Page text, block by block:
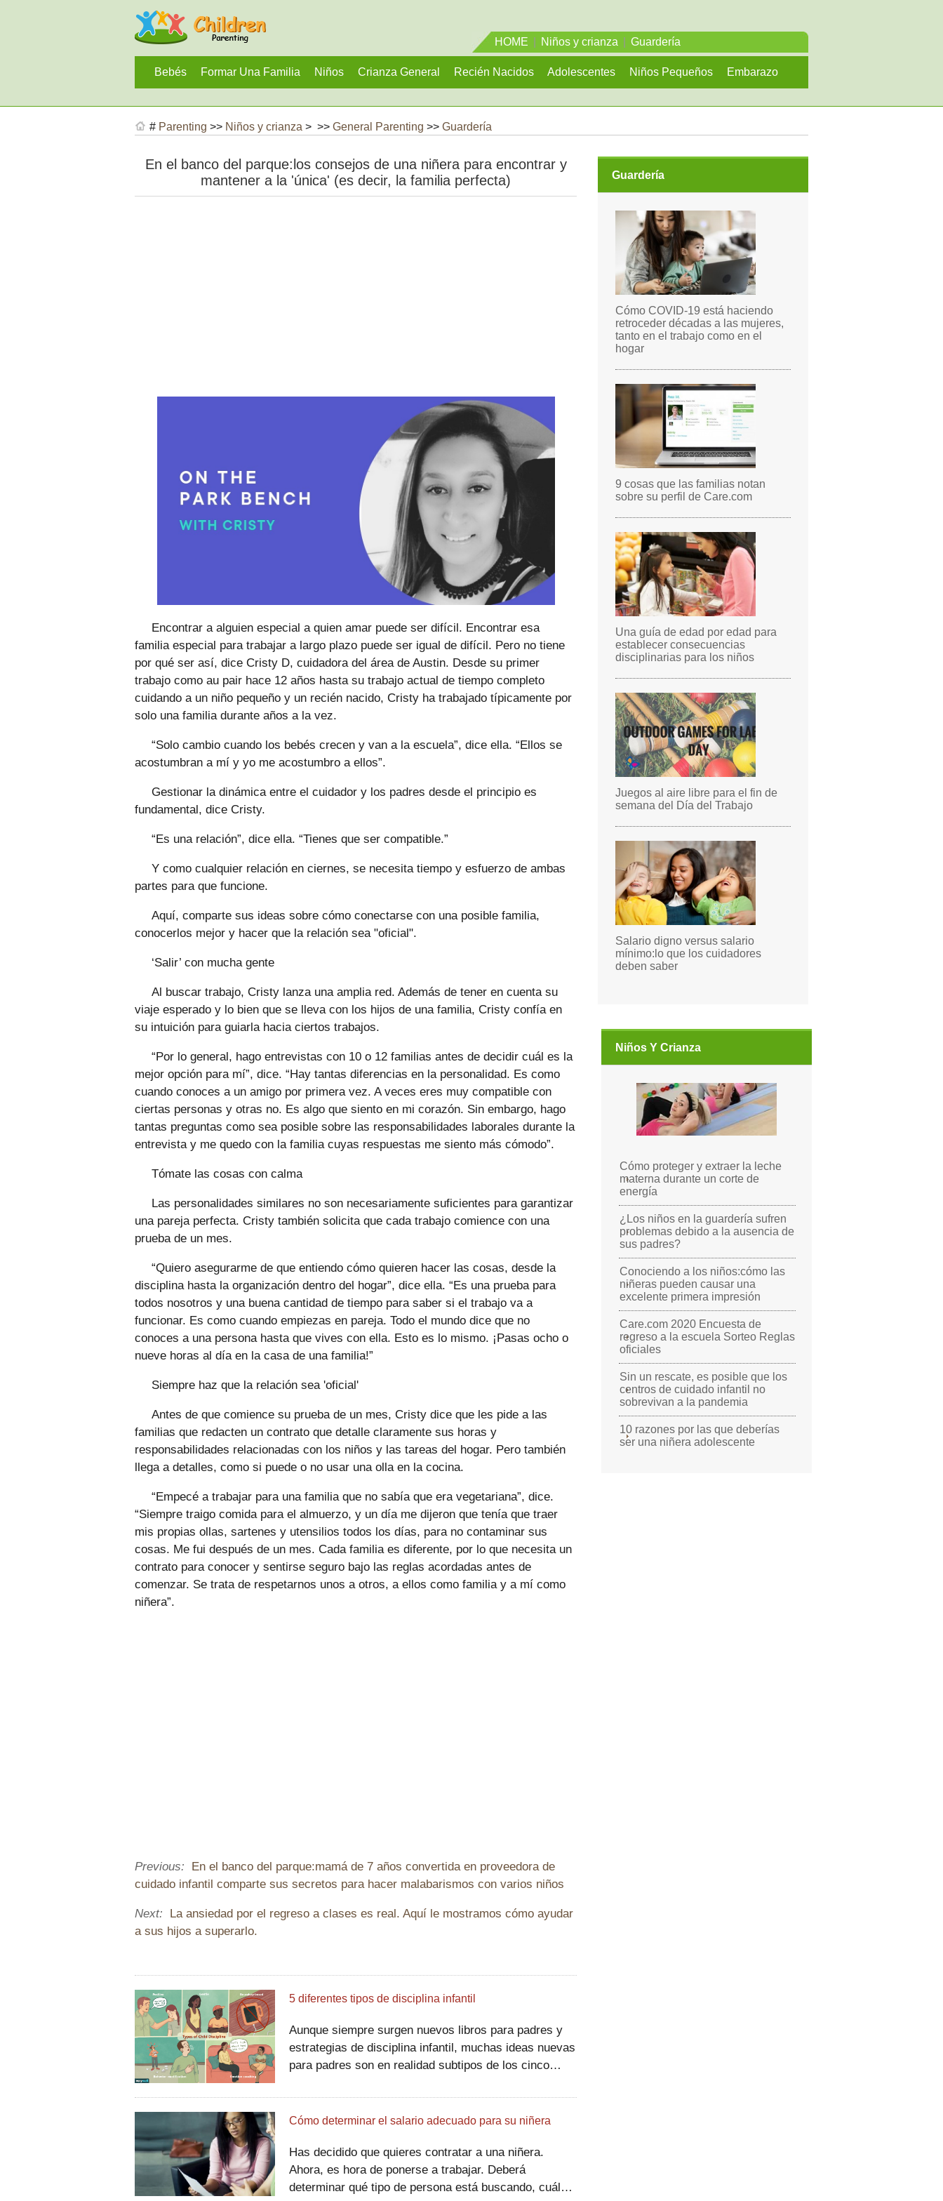
HOME Niños y crianza Guardería
Bebés Formar Una Familia Niños Crianza General Recién Nacidos Adolescentes Niños Pequeños Embarazo
# Parenting >> Niños y crianza > >> General Parenting >> Guardería
En el banco del parque:los consejos de una niñera para encontrar y
mantener a la 'única' (es decir, la familia perfecta)
Encontrar a alguien especial a quien amar puede ser difícil. Encontrar esa
familia especial para trabajar a largo plazo puede ser igual de difícil. Pero no tiene
por qué ser así, dice Cristy D, cuidadora del área de Austin. Desde su primer
trabajo como au pair hace 12 años hasta su trabajo actual de tiempo completo
cuidando a un niño pequeño y un recién nacido, Cristy ha trabajado típicamente por
solo una familia durante años a la vez.
“Solo cambio cuando los bebés crecen y van a la escuela”, dice ella. “Ellos se
acostumbran a mí y yo me acostumbro a ellos”.
Gestionar la dinámica entre el cuidador y los padres desde el principio es
fundamental, dice Cristy.
“Es una relación”, dice ella. “Tienes que ser compatible.”
Y como cualquier relación en ciernes, se necesita tiempo y esfuerzo de ambas
partes para que funcione.
Aquí, comparte sus ideas sobre cómo conectarse con una posible familia,
conocerlos mejor y hacer que la relación sea "oficial".
‘Salir’ con mucha gente
Al buscar trabajo, Cristy lanza una amplia red. Además de tener en cuenta su
viaje esperado y lo bien que se lleva con los hijos de una familia, Cristy confía en
su intuición para guiarla hacia ciertos trabajos.
“Por lo general, hago entrevistas con 10 o 12 familias antes de decidir cuál es la
mejor opción para mí”, dice. “Hay tantas diferencias en la personalidad. Es como
cuando conoces a un amigo por primera vez. A veces eres muy compatible con
ciertas personas y otras no. Es algo que siento en mi corazón. Sin embargo, hago
tantas preguntas como sea posible sobre las responsabilidades laborales durante la
entrevista y me quedo con la familia cuyas respuestas me siento más cómodo”.
Tómate las cosas con calma
Las personalidades similares no son necesariamente suficientes para garantizar
una pareja perfecta. Cristy también solicita que cada trabajo comience con una
prueba de un mes.
“Quiero asegurarme de que entiendo cómo quieren hacer las cosas, desde la
disciplina hasta la organización dentro del hogar”, dice ella. “Es una prueba para
todos nosotros y una buena cantidad de tiempo para saber si el trabajo va a
funcionar. Es como cuando empiezas en pareja. Todo el mundo dice que no
conoces a una persona hasta que vives con ella. Esto es lo mismo. ¡Pasas ocho o
nueve horas al día en la casa de una familia!”
Siempre haz que la relación sea 'oficial'
Antes de que comience su prueba de un mes, Cristy dice que les pide a las
familias que redacten un contrato que detalle claramente sus horas y
responsabilidades relacionadas con los niños y las tareas del hogar. Pero también
llega a detalles, como si puede o no usar una olla en la cocina.
“Empecé a trabajar para una familia que no sabía que era vegetariana”, dice.
“Siempre traigo comida para el almuerzo, y un día me dijeron que tenía que traer
mis propias ollas, sartenes y utensilios todos los días, para no contaminar sus
cosas. Me fui después de un mes. Cada familia es diferente, por lo que necesita un
contrato para conocer y sentirse seguro bajo las reglas acordadas antes de
comenzar. Se trata de respetarnos unos a otros, a ellos como familia y a mí como
niñera”.
Previous:
En el banco del parque:mamá de 7 años convertida en proveedora de
cuidado infantil comparte sus secretos para hacer malabarismos con varios niños
Next:
La ansiedad por el regreso a clases es real. Aquí le mostramos cómo ayudar
a sus hijos a superarlo.
5 diferentes tipos de disciplina infantil
Aunque siempre surgen nuevos libros para padres y
estrategias de disciplina infantil, muchas ideas nuevas
para padres son en realidad subtipos de los cinco
están de acuerdo sobre qué tipo de discip
Cómo determinar el salario adecuado para su niñera
Has decidido que quieres contratar a una niñera.
Ahora, es hora de ponerse a trabajar. Deberá
determinar qué tipo de persona está buscando, cuáles
Guardería
Cómo COVID-19 está haciendo
retroceder décadas a las mujeres,
tanto en el trabajo como en el
hogar
9 cosas que las familias notan
sobre su perfil de Care.com
Una guía de edad por edad para
establecer consecuencias
disciplinarias para los niños
Juegos al aire libre para el fin de
semana del Día del Trabajo
Salario digno versus salario
mínimo:lo que los cuidadores
deben saber
Niños Y Crianza
Cómo proteger y extraer la leche
materna durante un corte de
energía
¿Los niños en la guardería sufren
problemas debido a la ausencia de
sus padres?
Conociendo a los niños:cómo las
niñeras pueden causar una
excelente primera impresión
Care.com 2020 Encuesta de
regreso a la escuela Sorteo Reglas
oficiales
Sin un rescate, es posible que los
centros de cuidado infantil no
sobrevivan a la pandemia
10 razones por las que deberías
ser una niñera adolescente